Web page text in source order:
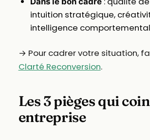
intuition stratégique,
intelligence
→ Pour cadrer votre situation,
Clarté Reconversion.
Les 3 pièges qui
entreprise